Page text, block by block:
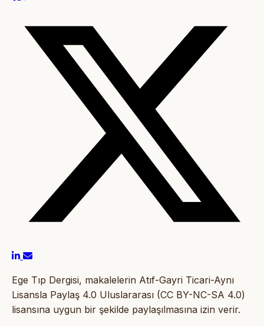
Ege Tıp Dergisi, makalelerin Atıf-Gayri Ticari-Aynı
Lisansla Paylaş 4.0 Uluslararası (CC BY-NC-SA 4.0)
lisansına uygun bir şekilde paylaşılmasına izin verir.